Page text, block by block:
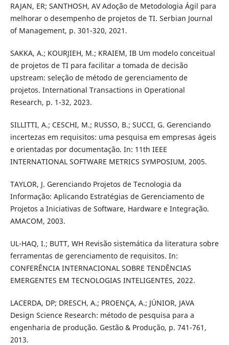
RAJAN, ER; SANTHOSH, AV Adoção de Metodologia Ágil para
melhorar o desempenho de projetos de TI. Serbian Journal
of Management, p. 301-320, 2021.
SAKKA, A.; KOURJIEH, M.; KRAIEM, IB Um modelo conceitual
de projetos de TI para facilitar a tomada de decisão
upstream: seleção de método de gerenciamento de
projetos. International Transactions in Operational
Research, p. 1-32, 2023.
SILLITTI, A.; CESCHI, M.; RUSSO, B.; SUCCI, G. Gerenciando
incertezas em requisitos: uma pesquisa em empresas ágeis
e orientadas por documentação. In: 11th IEEE
INTERNATIONAL SOFTWARE METRICS SYMPOSIUM, 2005.
TAYLOR, J. Gerenciando Projetos de Tecnologia da
Informação: Aplicando Estratégias de Gerenciamento de
Projetos a Iniciativas de Software, Hardware e Integração.
AMACOM, 2003.
UL-HAQ, I.; BUTT, WH Revisão sistemática da literatura sobre
ferramentas de gerenciamento de requisitos. In:
CONFERÊNCIA INTERNACIONAL SOBRE TENDÊNCIAS
EMERGENTES EM TECNOLOGIAS INTELIGENTES, 2022.
LACERDA, DP; DRESCH, A.; PROENÇA, A.; JÚNIOR, JAVA
Design Science Research: método de pesquisa para a
engenharia de produção. Gestão & Produção, p. 741-761,
2013.